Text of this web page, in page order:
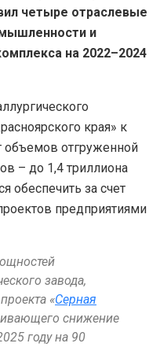
четыре отраслевые
и
на 2022–2024
края» к
объемов отгруженной
– до 1,4 триллиона
обеспечить за счет
предприятиями
завода,
«Серная
снижение
году на 90